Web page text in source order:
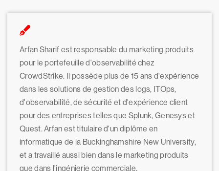
Arfan Sharif est responsable du marketing produits
pour le portefeuille d'observabilité chez
CrowdStrike. Il possède plus de 15 ans d'expérience
dans les solutions de gestion des logs, ITOps,
d'observabilité, de sécurité et d'expérience client
pour des entreprises telles que Splunk, Genesys et
Quest. Arfan est titulaire d'un diplôme en
informatique de la Buckinghamshire New University,
et a travaillé aussi bien dans le marketing produits
que dans l'ingénierie commerciale.